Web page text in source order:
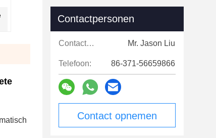
Contactpersonen
Contactpersonen: Mr. Jason Liu
Telefoon: 86-371-56659866
Contact opnemen